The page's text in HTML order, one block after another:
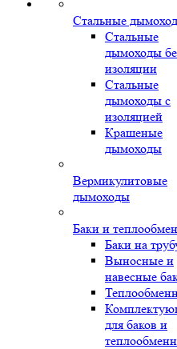
Стальные
Стальные
дымоходы
изоляции
Стальные
дымоходы с
изоляцией
Крашеные
дымоходы
Вермикулитовые
дымоходы
Баки и
Баки на
Выносные и
навесные
для баков и